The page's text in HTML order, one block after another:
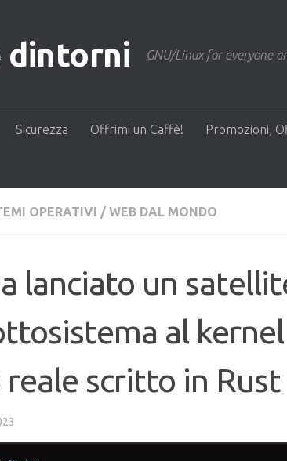
dintorni GNU/Linux for everyone
Sicurezza Offrimi un Caffè! Promozioni,
OPERATIVI / WEB DAL MONDO
lanciato un
al
scritto in Rust